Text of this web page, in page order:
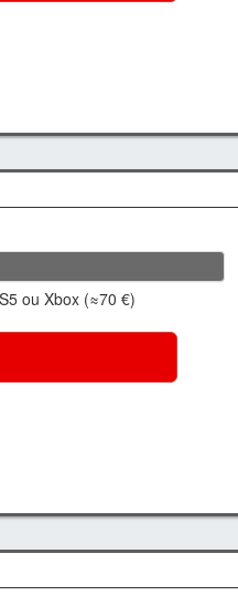
ou Xbox (≈70 €)